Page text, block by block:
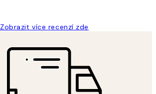
Zobrazit více recenzí zde